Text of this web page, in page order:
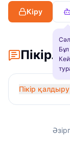
Кіру
Пікір қалдыру